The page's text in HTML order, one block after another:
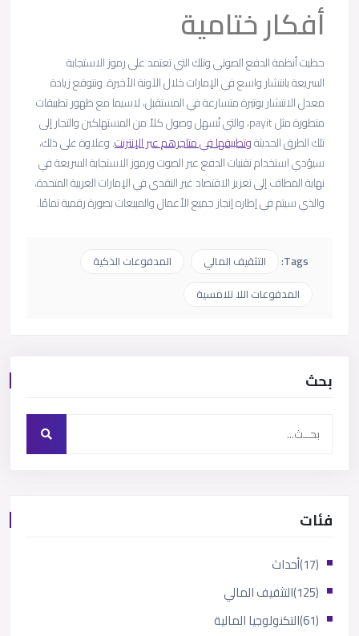
أفكار ختامية
حظيت أنظمة الدفع الصوتي وتلك التي تعتمد على رموز الاستجابة
السريعة بانتشار واسع في الإمارات خلال الآونة الأخيرة. ونتوقع زيادة
معدل الانتشار بوتيرة متسارعة في المستقبل، لاسيما مع ظهور تطبيقات
متطورة مثل payit، والتي تُسهل وصول كلاً من المستهلكين والتجار إلى
تلك الطرق الحديثةوتطبيقها في متاجرهم عبر الإنترنت. وعلاوة على ذلك،
سيؤدي استخدام تقنيات الدفع عبر الصوت ورموز الاستجابة السريعة في
نهاية المطاف إلى تعزيز الاقتصاد غير النقدي في الإمارات العربية المتحدة،
والذي سيتم في إطاره إنجاز جميع الأعمال والمبيعات بصورة رقمية تمامًا.
Tags: التثقيف المالي
المدفوعات الذكية
المدفوعات اللا تلامسية
بحث
فئات
أحداث
(17)
التثقيف المالي
(125)
التكنولوجيا المالية
(61)